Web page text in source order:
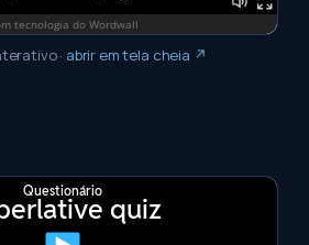
· abrir em tela cheia ↗